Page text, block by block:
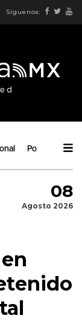
Síguenos:
Política
08
Agosto 2026